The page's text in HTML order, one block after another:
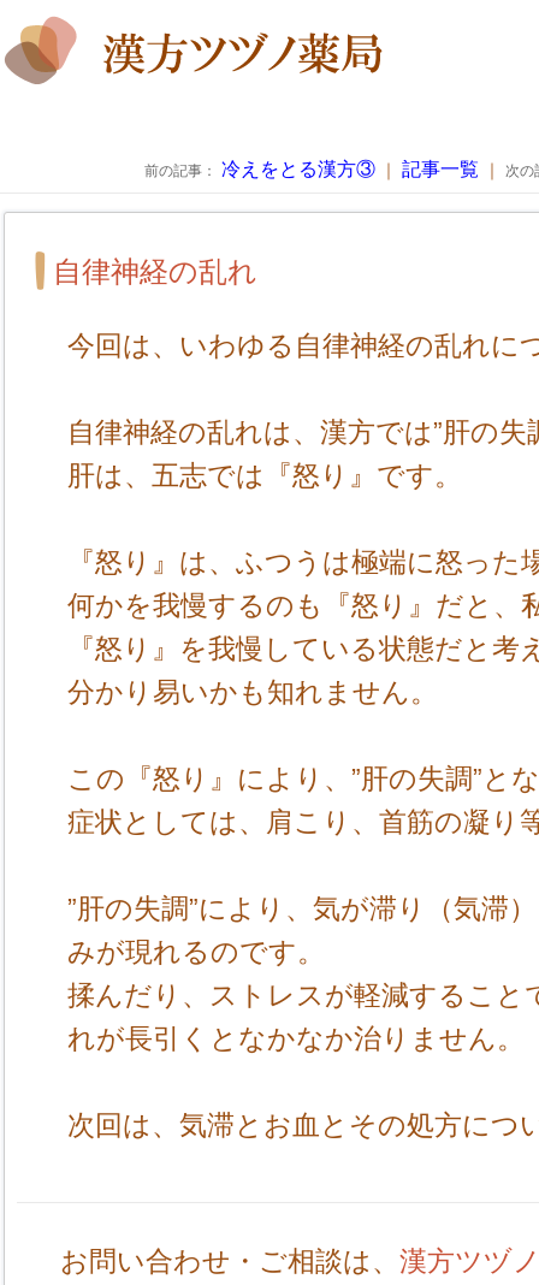
前の記事： 冷えをとる漢方③ ｜ 記事一覧 ｜ 次の
自律神経の乱れ
今回は、いわゆる自律神経の乱れに
自律神経の乱れは、漢方では”肝の失
肝は、五志では『怒り』です。
『怒り』は、ふつうは極端に怒った
何かを我慢するのも『怒り』だと、
『怒り』を我慢している状態だと考
分かり易いかも知れません。
この『怒り』により、”肝の失調”と
症状としては、肩こり、首筋の凝り
”肝の失調”により、気が滞り（気滞
みが現れるのです。
揉んだり、ストレスが軽減すること
れが長引くとなかなか治りません。
次回は、気滞とお血とその処方につ
お問い合わせ・ご相談は、 漢方ツヅ